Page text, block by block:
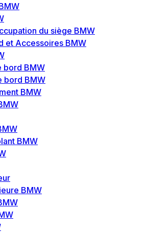
du siège BMW
et Accessoires BMW
bord BMW
bord BMW
BMW
BMW
BMW